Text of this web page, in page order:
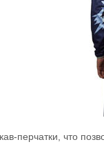
перчатки, что